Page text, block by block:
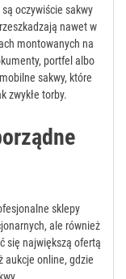
oczywiście sakwy
nawet w
montowanych na
portfel albo
sakwy, które
zwykłe torby.
sklepy
ale również
się największą ofertą
aukcje online, gdzie